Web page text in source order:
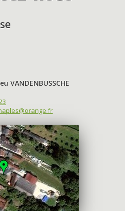
VANDENBUSSCHE